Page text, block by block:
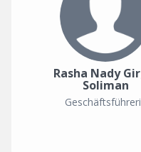
Rasha Nady
Soliman